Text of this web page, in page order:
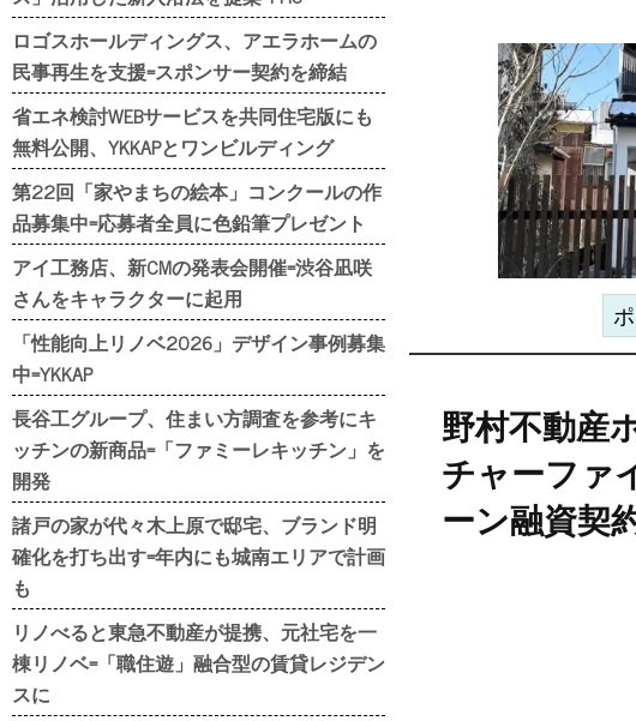
野村不動産
チャーファ
ーン融資契
ロゴスホールディングス、アエラホームの
民事再生を支援=スポンサー契約を締結
省エネ検討WEBサービスを共同住宅版にも
無料公開、YKKAPとワンビルディング
第22回「家やまちの絵本」コンクールの作
品募集中=応募者全員に色鉛筆プレゼント
アイ工務店、新CMの発表会開催=渋谷凪咲
さんをキャラクターに起用
「性能向上リノベ2026」デザイン事例募集
中=YKKAP
長谷工グループ、住まい方調査を参考にキ
ッチンの新商品=「ファミーレキッチン」を
開発
諸戸の家が代々木上原で邸宅、ブランド明
確化を打ち出す=年内にも城南エリアで計画
も
リノべると東急不動産が提携、元社宅を一
棟リノベ=「職住遊」融合型の賃貸レジデン
スに